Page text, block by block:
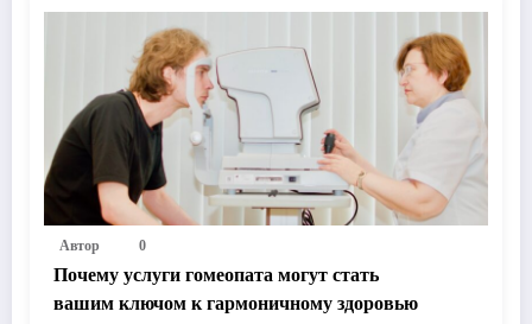
Автор 0
Почему услуги гомеопата могут стать
вашим ключом к гармоничному здоровью